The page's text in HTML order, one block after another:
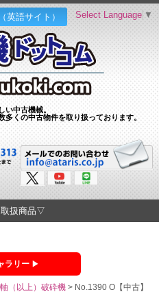
英語サイト）
い中古機械。
多くの中古物件を取り扱っております。
Select Language ▼
扱商品▽
ラリー
（以上）破砕機 > No.1390 O【中古】